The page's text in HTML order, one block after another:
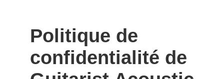
Politique de
confidentialité de